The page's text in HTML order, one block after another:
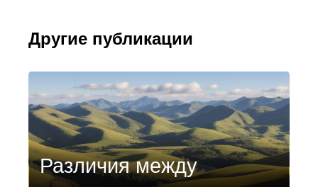
Другие публикации
Различия между